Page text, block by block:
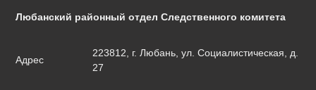
Любанский районный отдел Следственного комитета
Адрес
223812, г. Любань, ул. Социалистическая, д.
27